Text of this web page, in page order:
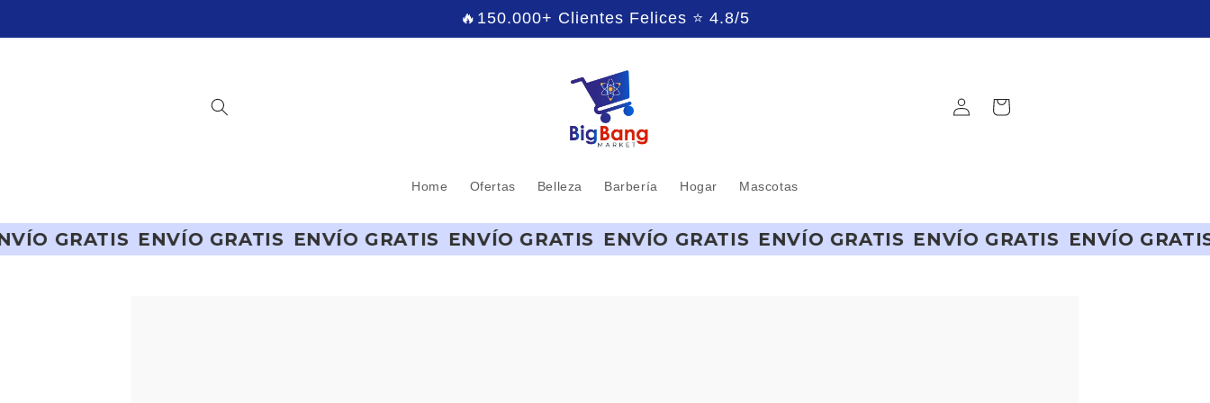
al contenido
🔥150.000+ Clientes Felices ⭐ 4.8/5
Home Ofertas Belleza Barbería Hogar Mascotas
sesión
Carrito
ENVÍO GRATIS ENVÍO GRATIS ENVÍO GRATIS ENVÍO GRATIS ENVÍO GRATIS ENVÍO GRATIS ENVÍO GRATIS